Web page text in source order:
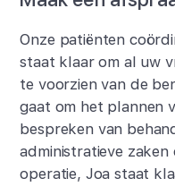
Onze patiënten
staat klaar om al uw
te voorzien van de
gaat om het plannen
bespreken van
administratieve
operatie, Joa staat